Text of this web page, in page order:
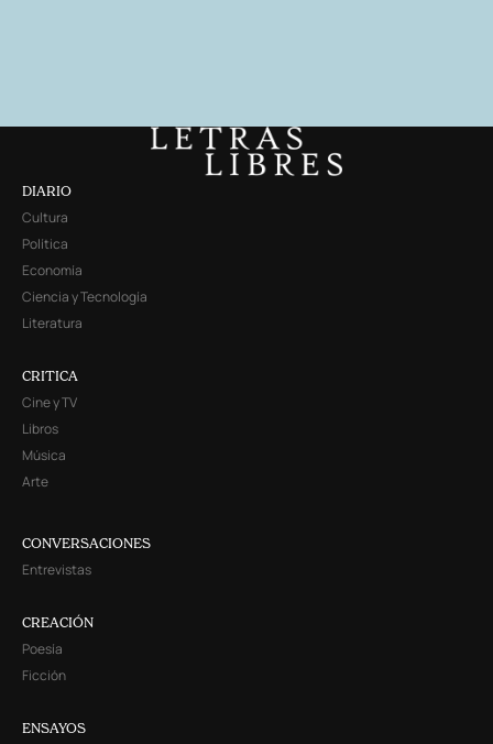
DIARIO
Cultura
Política
Economía
Ciencia y Tecnología
Literatura
CRITICA
Cine y TV
Libros
Música
Arte
CONVERSACIONES
Entrevistas
CREACIÓN
Poesía
Ficción
ENSAYOS